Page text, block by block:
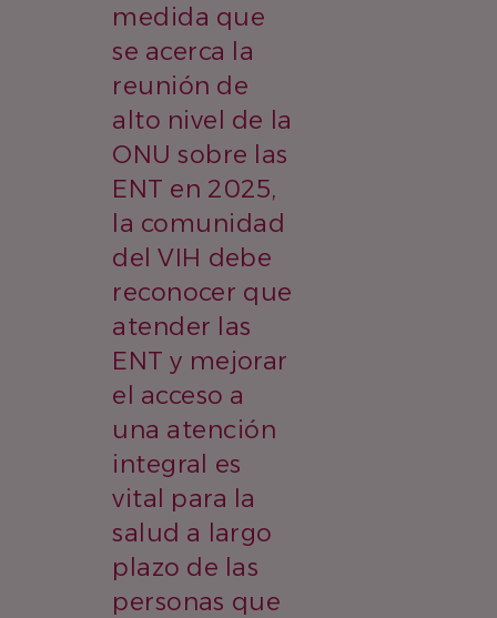
medida que
se acerca la
reunión de
alto nivel de la
ONU sobre las
ENT en 2025,
la comunidad
del VIH debe
reconocer que
atender las
ENT y mejorar
el acceso a
una atención
integral es
vital para la
salud a largo
plazo de las
personas que